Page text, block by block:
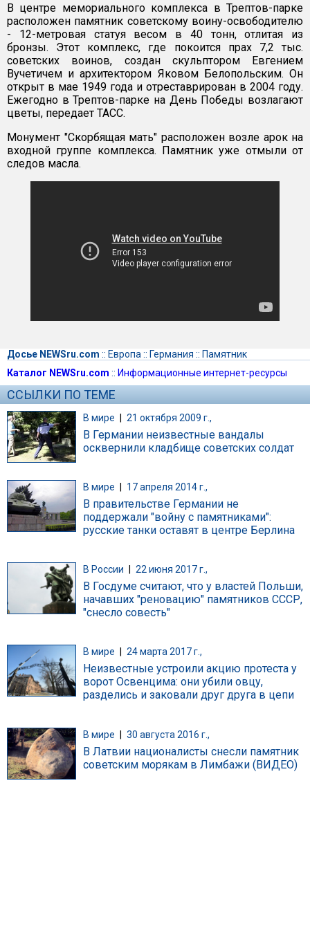
В центре мемориального комплекса в Трептов-парке
расположен памятник советскому воину-освободителю
- 12-метровая статуя весом в 40 тонн, отлитая из
бронзы. Этот комплекс, где покоится прах 7,2 тыс.
советских воинов, создан скульптором Евгением
Вучетичем и архитектором Яковом Белопольским. Он
открыт в мае 1949 года и отреставрирован в 2004 году.
Ежегодно в Трептов-парке на День Победы возлагают
цветы, передает ТАСС.
Монумент "Скорбящая мать" расположен возле арок на
входной группе комплекса. Памятник уже отмыли от
следов масла.
Досье NEWSru.com :: Европа :: Германия :: Памятник
Каталог NEWSru.com :: Информационные интернет-ресурсы
ССЫЛКИ ПО ТЕМЕ
В мире | 21 октября 2009 г.,
В Германии неизвестные вандалы
осквернили кладбище советских солдат
В мире 17 апреля 2014 г.,
В правительстве Германии не
поддержали "войну с памятниками":
русские танки оставят в центре Берлина
В России 22 июня 2017 г.,
В Госдуме считают, что у властей Польши,
начавших "реновацию" памятников СССР,
"снесло совесть"
В мире 24 марта 2017 г.,
Неизвестные устроили акцию протеста у
ворот Освенцима: они убили овцу,
разделись и заковали друг друга в цепи
В мире | 30 августа 2016 г.,
В Латвии националисты снесли памятник
советским морякам в Лимбажи (ВИДЕО)